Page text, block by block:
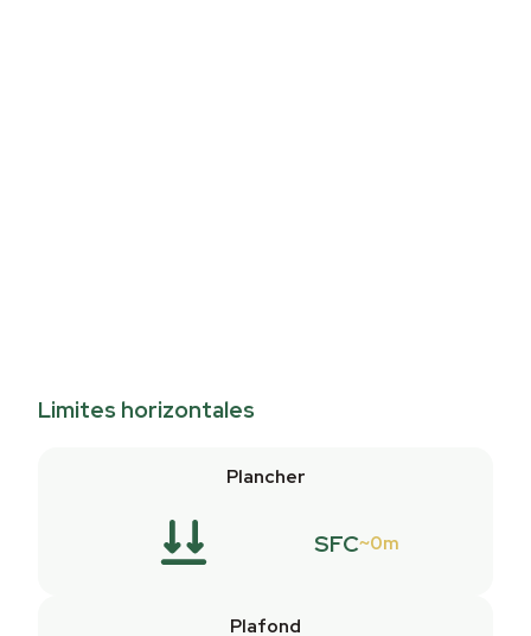
Limites horizontales
Plancher
SFC 0m
Plafond